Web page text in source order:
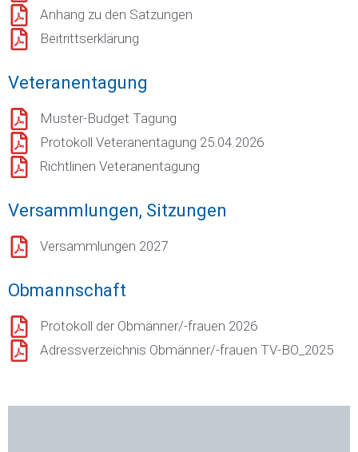
Anhang zu den Satzungen
Beitrittserklärung
Veteranentagung
Muster-Budget Tagung
Protokoll Veteranentagung 25.04.2026
Richtlinen Veteranentagung
Versammlungen, Sitzungen
Versammlungen 2027
Obmannschaft
Protokoll der Obmänner/-frauen 2026
Adressverzeichnis Obmänner/-frauen TV-BO_2025